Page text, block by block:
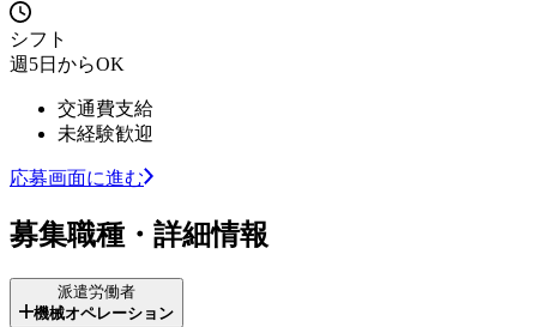
シフト
週5日からOK
交通費支給
未経験歓迎
応募画面に進む
募集職種・詳細情報
派遣労働者
機械オペレーション